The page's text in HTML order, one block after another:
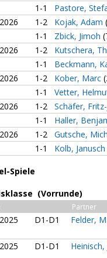
1-1
Pastore,
1-2 Kojak, Adam
1-1
Zbick, Jimoh
1-2
Kutschera,
1-1
Beckmann,
1-2 Kober, Marc
1-1
Vetter,
1-2
Schäfer,
1-1
Haller,
1-2
Gutsche,
1-1
Kolb, Janusch
Spiele
(Vorrunde)
Partner
D1-D1 Felder,
D1-D1